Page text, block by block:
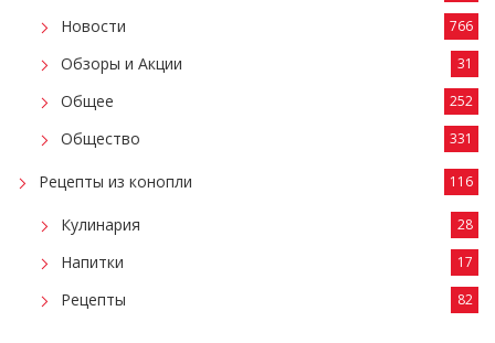
Новости 766
Обзоры и Акции 31
Общее 252
Общество 331
Рецепты из конопли 116
Кулинария 28
Напитки 17
Рецепты 82